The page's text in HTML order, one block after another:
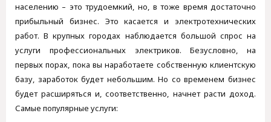
населению – это трудоемкий, но, в тоже время достаточно
прибыльный бизнес. Это касается и электротехнических
работ. В крупных городах наблюдается большой спрос на
услуги профессиональных электриков. Безусловно, на
первых порах, пока вы наработаете собственную клиентскую
базу, заработок будет небольшим. Но со временем бизнес
будет расширяться и, соответственно, начнет расти доход.
Самые популярные услуги: